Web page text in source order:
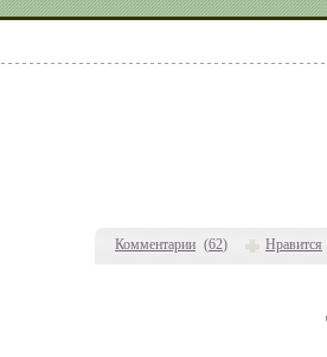
Комментарии (62) Нравится